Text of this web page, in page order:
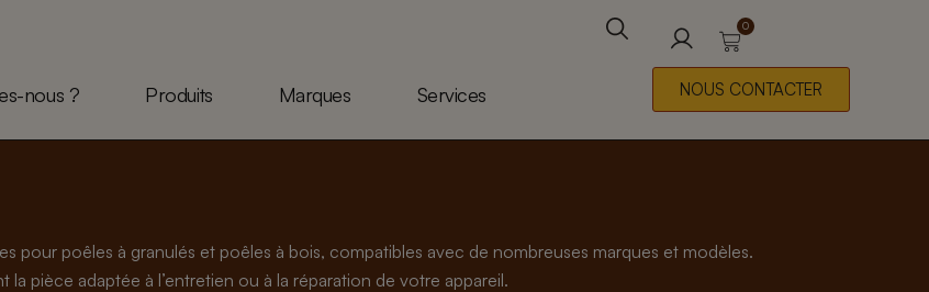
nous ? Produits Marques Services
Rechercher
0
Panier
NOUS CONTACTER
pour poêles à granulés et poêles à bois, compatibles avec de nombreuses marques et modèles.
pièce adaptée à l’entretien ou à la réparation de votre appareil.